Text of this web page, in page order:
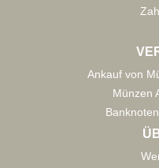
Ankauf von
Münzen